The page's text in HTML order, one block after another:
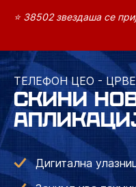
⭐ 38502 звездаша се
ТЕЛЕФОН ЦЕО -
СКИНИ
Дигитална